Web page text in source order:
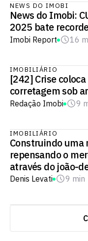
NEWS DO IMOBI
News do Imobi:
2025 bate
Imobi Report 16
IMOBILIÁRIO
[242] Crise
corretagem sob
Redação Imobi 9
IMOBILIÁRIO
Construindo uma
repensando o
através do joão-
Denis Levati 9 min